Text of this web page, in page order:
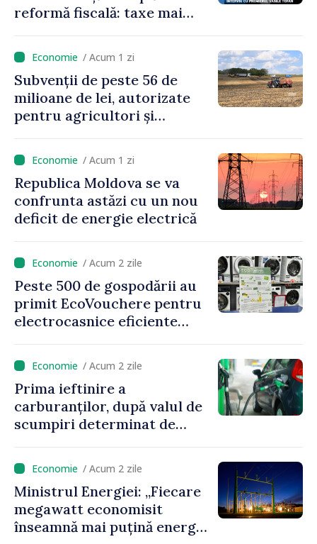
reformă fiscală: taxe mai
mari pentru bănci, tutun și
jocurile de noroc
/ Acum 1 zi
Subvenții de peste 56 de
milioane de lei, autorizate
pentru agricultori și
rurală în luna iulie
/ Acum 1 zi
Republica Moldova se va
confrunta astăzi cu un nou
deficit de energie electrică
/ Acum 2 zile
Peste 500 de gospodării au
primit EcoVouchere pentru
electrocasnice eficiente
/ Acum 2 zile
Prima ieftinire a
carburanților, după valul de
scumpiri determinat de
anunță prețuri mai mici la
benzină și motorină
/ Acum 2 zile
Ministrul Energiei: „Fiecare
megawatt economisit
înseamnă mai puțină energie